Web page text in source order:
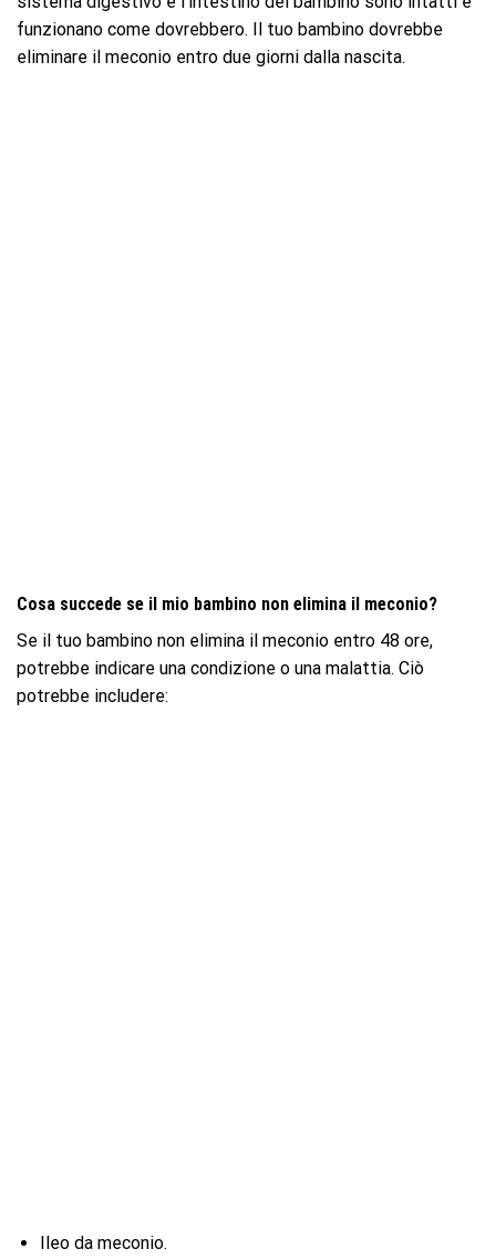
funzionano come dovrebbero. Il tuo bambino dovrebbe
eliminare il meconio entro due giorni dalla nascita.
Cosa succede se il mio bambino non elimina il meconio?
Se il tuo bambino non elimina il meconio entro 48 ore,
potrebbe indicare una condizione o una malattia. Ciò
potrebbe includere:
Ileo da meconio.